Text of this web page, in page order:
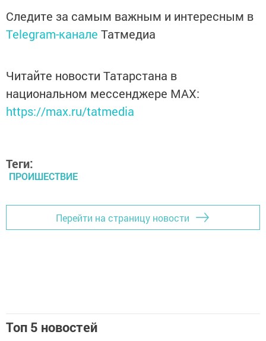
Следите за самым важным и интересным в
Telegram-канале Татмедиа
Читайте новости Татарстана в
национальном мессенджере MАХ:
https://max.ru/tatmedia
Теги:
ПРОИШЕСТВИЕ
Перейти на страницу новости
Топ 5 новостей